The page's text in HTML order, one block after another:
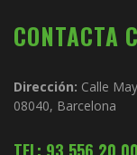
CONTACTA
Dirección: Calle
08040, Barcelona
TEL: 93 556 20 00